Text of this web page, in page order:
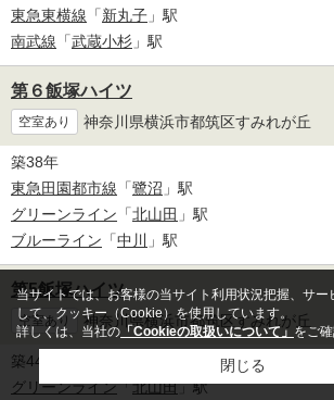
東急東横線 「新丸子 」駅
南武線 「武蔵小杉 」駅
第６飯塚ハイツ
空室あり 神奈川県横浜市都筑区すみれが丘
築38年
東急田園都市線 「鷺沼 」駅
グリーンライン 「北山田 」駅
ブルーライン 「中川 」駅
第5飯塚ハイツ
空室あり 神奈川県横浜市都筑区すみれが丘
築44年
グリーンライン「北山田」駅
当サイトでは、お客様の当サイト利用状況把握、サー
して、クッキー（Cookie）を使用しています。
詳しくは、当社の 「Cookieの取扱いについて」 をご確
閉じる